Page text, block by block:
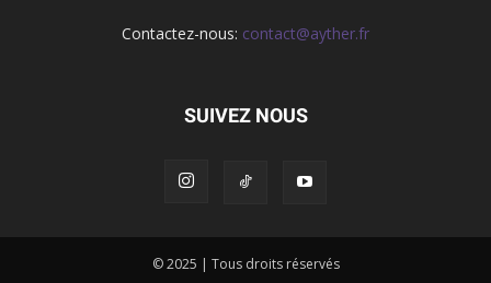
Contactez-nous: contact@ayther.fr
SUIVEZ NOUS
© 2025 | Tous droits réservés